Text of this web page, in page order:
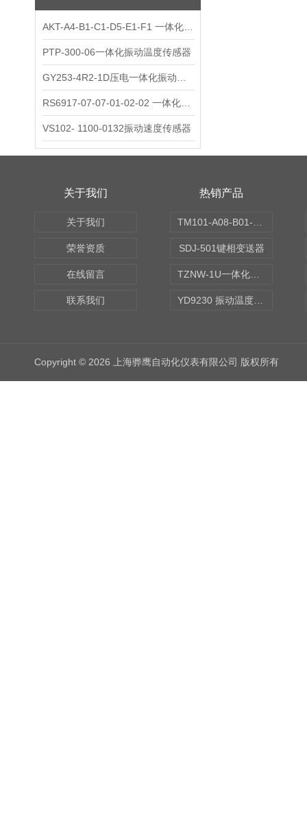
PTP-300-06一体化振动温度传感器
VS102- 1100-0132振动速度传感器
关于我们
关于我们
荣誉资质
在线留言
联系我们
热销产品
SDJ-501键相变送器
Copyright © 2026 上海骅鹰自动化仪表有限公司 版权所有